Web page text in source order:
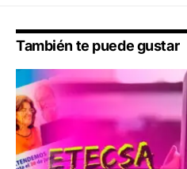
También te puede gustar